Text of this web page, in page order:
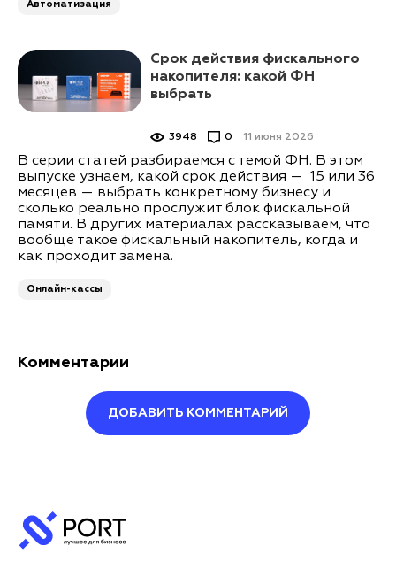
Автоматизация
Срок действия фискального
накопителя: какой ФН
выбрать
11 июня 2026
3948 0
В серии статей разбираемся с темой ФН. В этом
выпуске узнаем, какой срок действия — 15 или 36
месяцев — выбрать конкретному бизнесу и
сколько реально прослужит блок фискальной
памяти. В других материалах рассказываем, что
вообще такое фискальный накопитель, когда и
как проходит замена.
Онлайн-кассы
Комментарии
ДОБАВИТЬ КОММЕНТАРИЙ